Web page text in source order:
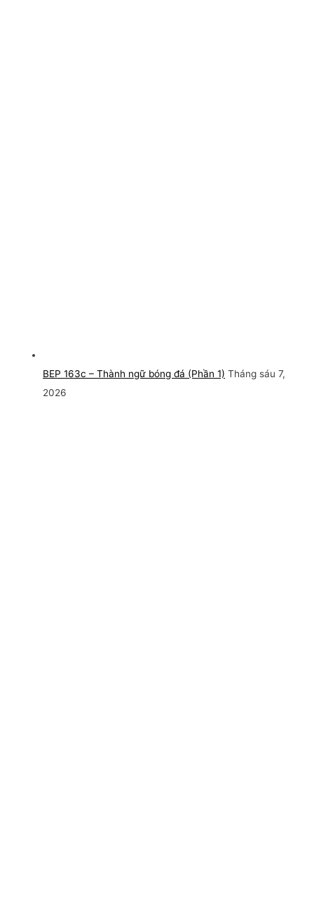
BEP 163c – Thành ngữ bóng đá (Phần 1) Tháng sáu 7,
2026